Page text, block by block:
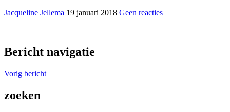
Jacqueline Jellema 19 januari 2018 Geen reacties
Bericht navigatie
Vorig bericht
zoeken